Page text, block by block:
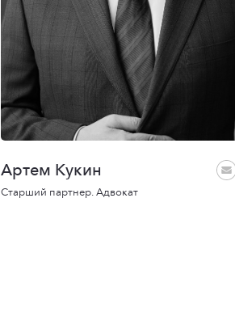
Артем Кукин
Старший партнер. Адвокат